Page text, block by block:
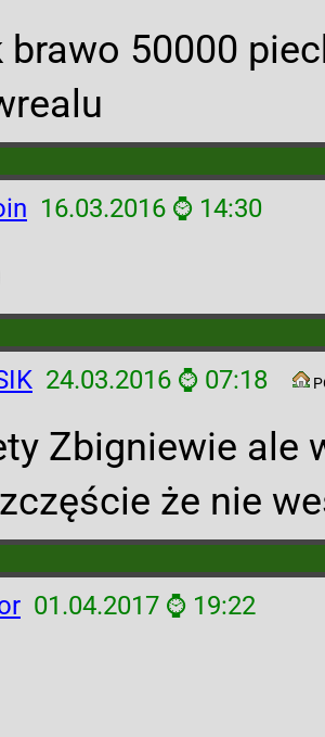
brawo 50000
16.03.2016 ⌚ 14:30
24.03.2016 ⌚ 07:18
Zbigniewie ale
że nie
01.04.2017 ⌚ 19:22